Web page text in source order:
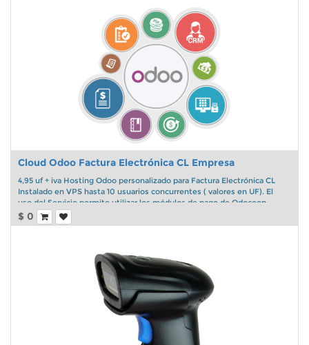
Cloud Odoo Factura Electrónica CL Empresa
4,95 uf + iva Hosting Odoo personalizado para Factura Electrónica CL
Instalado en VPS hasta 10 usuarios concurrentes ( valores en UF). El
uso del Servicio permite utilizar los módulos de pago de Odocoop.
Valor mensual
$ 0